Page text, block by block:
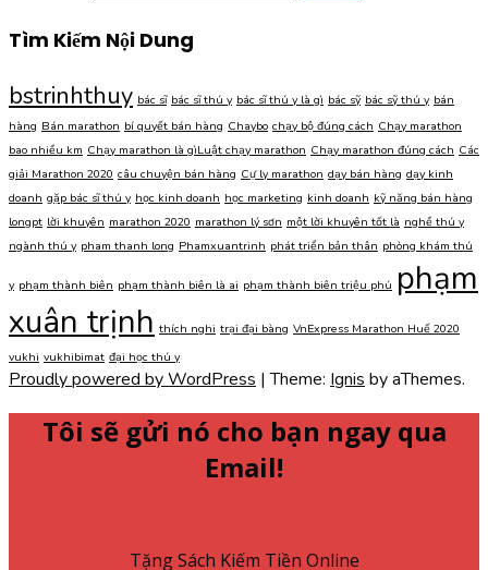
Tìm Kiếm Nội Dung
bstrinhthuy bác sĩ bác sĩ thú y bác sĩ thú y là gì bác sỹ bác sỹ thú y bán
hàng Bán marathon bí quyết bán hàng Chaybo chạy bộ đúng cách Chạy marathon
bao nhiều km Chạy marathon là gìLuật chạy marathon Chạy marathon đúng cách Các
giải Marathon 2020 câu chuyện bán hàng Cự ly marathon dạy bán hàng dạy kinh
doanh gặp bác sĩ thú y học kinh doanh học marketing kinh doanh kỹ năng bán hàng
longpt lời khuyên marathon 2020 marathon lý sơn một lời khuyên tốt là nghề thú y
ngành thú y pham thanh long Phamxuantrinh phát triển bản thân phòng khám thú
y phạm thành biên phạm thành biên là ai phạm thành biên triệu phú phạm
xuân trịnh thích nghi trại đại bàng VnExpress Marathon Huế 2020
vukhi vukhibimat đại học thú y
Proudly powered by WordPress |Theme: Ignisby aThemes.
Tôi sẽ gửi nó cho bạn ngay qua
Email!
Tặng Sách Kiếm Tiền Online